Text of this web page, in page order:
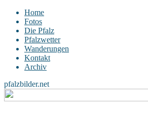
Home
Fotos
Die Pfalz
Pfalzwetter
Wanderungen
Kontakt
Archiv
pfalzbilder.net